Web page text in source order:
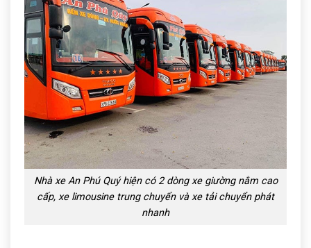
Nhà xe An Phú Quý hiện có 2 dòng xe giường nằm cao
cấp, xe limousine trung chuyển và xe tải chuyển phát
nhanh